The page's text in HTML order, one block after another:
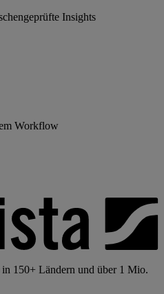
Insights
Workflow
in 150+ Ländern und über 1 Mio.